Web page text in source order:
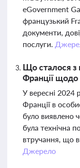
eGovernment
французький
документи,
послуги.
Що сталося з
Франції щодо
У вересні 2024
Франції в
було виявлено
була технічна
втручання, що
Джерело